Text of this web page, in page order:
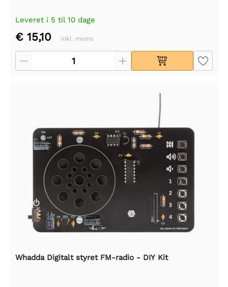
Leveret i 5 til 10 dage
€ 15,10 Inkl. moms
Whadda Digitalt styret FM-radio - DIY Kit